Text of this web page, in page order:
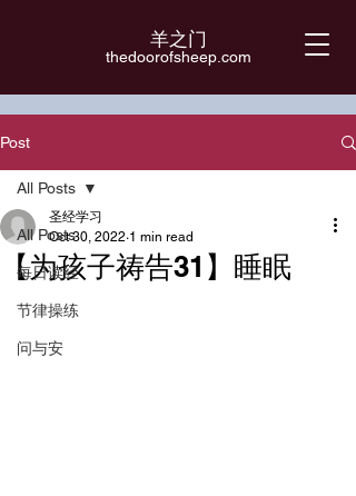
羊之门
​thedoorofsheep.com
Post
All Posts
每日读经
节律操练
问与安
All Posts
【为孩子祷告31】睡眠
圣经学习
Oct 30, 2022 1 min read